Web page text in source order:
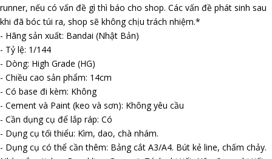
runner, nếu có vấn đề gì thì báo cho shop. Các vấn đề phát sinh sau
khi đã bóc túi ra, shop sẽ không chịu trách nhiệm.*
- Hãng sản xuất: Bandai (Nhật Bản)
- Tỷ lệ: 1/144
- Dòng: High Grade (HG)
- Chiều cao sản phẩm: 14cm
- Có base đi kèm: Không
- Cement và Paint (keo và sơn): Không yêu cầu
- Cần dụng cụ để lắp ráp: Có
- Dụng cụ tối thiểu: Kìm, dao, chà nhám.
- Dụng cụ có thể cần thêm: Bảng cắt A3/A4. Bút kẻ line, chấm chảy.